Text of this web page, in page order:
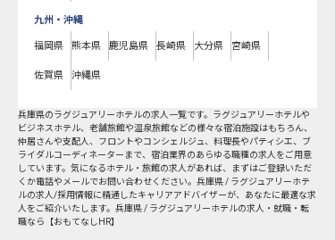
九州・沖縄
福岡県 熊本県 鹿児島県 長崎県 大分県 宮崎県
佐賀県 沖縄県
兵庫県のラグジュアリーホテルの求人一覧です。ラグジュアリーホテルや
ビジネスホテル、老舗旅館や温泉旅館などの様々な宿泊施設はもちろん、
仲居さんや支配人、フロントやコンシェルジュ、料理長やパティシエ、ブ
ライダルコーディネーターまで、宿泊業界のあらゆる職種の求人をご用意
しています。気になるホテル・旅館の求人があれば、まずはご登録いただ
くか電話やメールでお問い合わせください。兵庫県 / ラグジュアリーホテ
ルの求人/採用情報に精通したキャリアアドバイザーが、あなたに最適な求
人をご紹介いたします。兵庫県 / ラグジュアリーホテルの求人・就職・転
職なら【おもてなしHR】